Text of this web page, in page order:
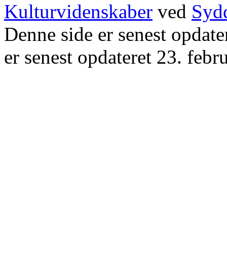
Kulturvidenskaber ved
Denne side er senest
er senest opdateret 23.